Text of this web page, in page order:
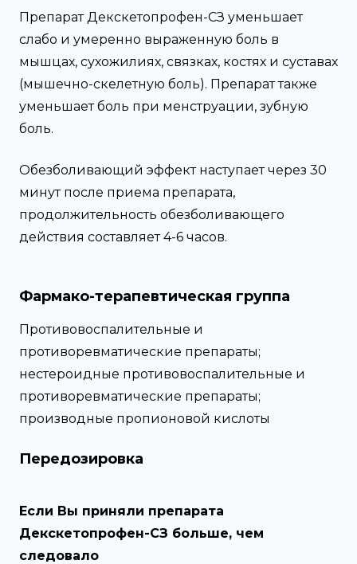
Препарат Декскетопрофен-СЗ уменьшает
слабо и умеренно выраженную боль в
мышцах, сухожилиях, связках, костях и суставах
(мышечно-скелетную боль). Препарат также
уменьшает боль при менструации, зубную
боль.
Обезболивающий эффект наступает через 30
минут после приема препарата,
продолжительность обезболивающего
действия составляет 4-6 часов.
Фармако-терапевтическая группа
Противовоспалительные и
противоревматические препараты;
нестероидные противовоспалительные и
противоревматические препараты;
производные пропионовой кислоты
Передозировка
Если Вы приняли препарата
Декскетопрофен-СЗ больше, чем
следовало